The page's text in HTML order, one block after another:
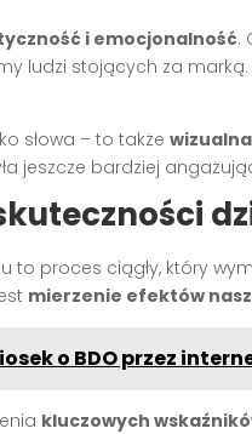
i emocjonalność.
ludzi stojących za
słowa – to także
jeszcze bardziej
to proces ciągły, który
mierzenie efektów
o BDO przez
kluczowych